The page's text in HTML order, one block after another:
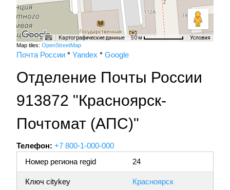
Картографические данные 50 м Условия
Map tiles: OpenStreetMap
Почта России * Yandex * Google
Отделение Почты России
913872 "Красноярск-
Почтомат (АПС)"
Телефон: +7 800-1-000-000
Номер региона regid
24
Ключ citykey Красноярск